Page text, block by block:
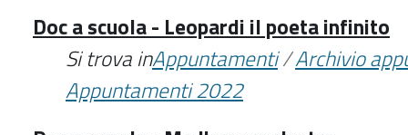
Doc a scuola - Leopardi il poeta infinito
Si trova inAppuntamenti/Archivio
Appuntamenti 2022